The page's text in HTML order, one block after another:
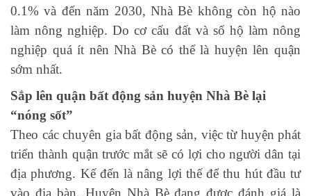
0.1% và đến năm 2030, Nhà Bè không còn hộ nào
làm nông nghiệp. Do cơ cấu đất và số hộ làm nông
nghiệp quá ít nên Nhà Bè có thể là huyện lên quận
sớm nhất.
Sắp lên quận bất động sản huyện Nhà Bè lại
“nóng sốt”
Theo các chuyên gia bất động sản, việc từ huyện phát
triển thành quận trước mắt sẽ có lợi cho người dân tại
địa phương. Kế đến là nâng lợi thế để thu hút đầu tư
vào địa bàn. Huyện Nhà Bè đang được đánh giá là